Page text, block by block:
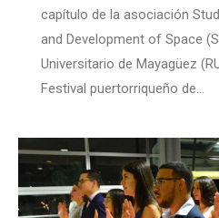
capítulo de la asociación
and Development of Space
Universitario de Mayagüez
Festival puertorriqueño de…